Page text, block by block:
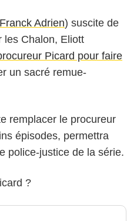
Franck Adrien) suscite de
les Chalon, Eliott
Picard pour faire
un sacré remue-
remplacer le procureur
épisodes, permettra
police-justice de la série.
?